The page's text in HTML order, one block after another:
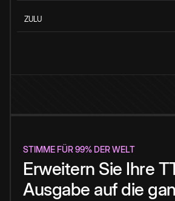
ZULU
STIMME FÜR 99% DER WELT
Erweitern Sie Ihre
Ausgabe auf die